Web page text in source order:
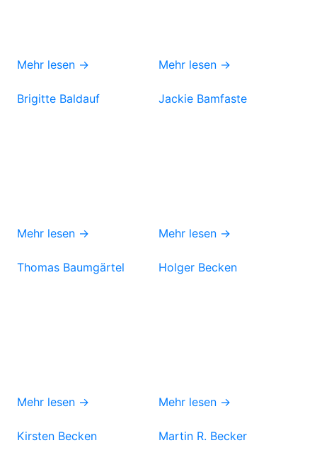
Mehr lesen → Mehr lesen →
Brigitte Baldauf
Mehr lesen →
Jackie Bamfaste
Mehr lesen →
Thomas Baumgärtel
Mehr lesen →
Holger Becken
Mehr lesen →
Kirsten Becken Martin R. Becker